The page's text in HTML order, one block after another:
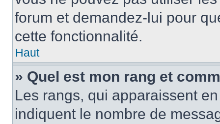
forum et demandez-lui pour
cette fonctionnalité.
Haut
» Quel est mon rang et
Les rangs, qui apparaissent
indiquent le nombre de